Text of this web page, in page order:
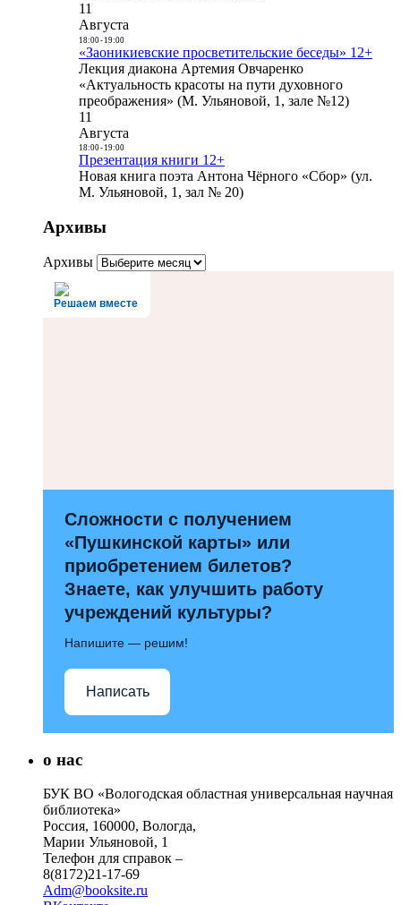
11
Августа
18:00- 19:00
«Заоникиевские просветительские беседы» 12+
Лекция диакона Артемия Овчаренко
«Актуальность красоты на пути духовного
преображения» (М. Ульяновой, 1, зале №12)
11
Августа
18:00- 19:00
Презентация книги 12+
Новая книга поэта Антона Чёрного «Сбор» (ул.
М. Ульяновой, 1, зал № 20)
Архивы
Архивы
Решаем вместе
Сложности с получением
«Пушкинской карты» или
приобретением билетов?
Знаете, как улучшить работу
учреждений культуры?
Напишите — решим!
Написать
о нас
БУК ВО «Вологодская областная универсальная научная
библиотека»
Россия, 160000, Вологда,
Марии Ульяновой, 1
Телефон для справок –
8(8172)21-17-69
Adm@booksite.ru